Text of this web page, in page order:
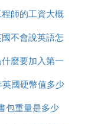
比利時
拿大、澳大利
福利狀況
候，大多稱
邦？面積約57
坡的八倍大；
師的工資大概
多少英國
不會說英語怎
麼辦
麼要加入第一
世界大戰
英國硬幣值多少
錢
包重量是多少